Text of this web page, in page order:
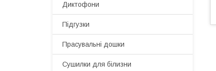
Диктофони
Підгузки
Прасувальні дошки
Сушилки для білизни